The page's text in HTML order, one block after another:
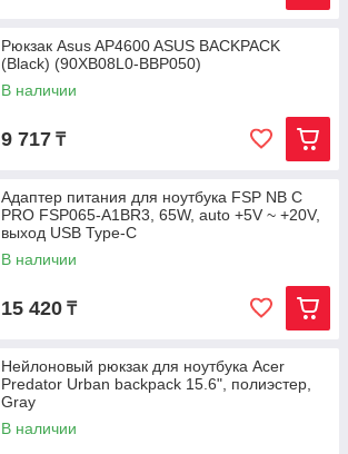
Рюкзак Asus AP4600 ASUS BACKPACK
(Black) (90XB08L0-BBP050)
В наличии
9 717 ₸
Адаптер питания для ноутбука FSP NB C
PRO FSP065-A1BR3, 65W, auto +5V ~ +20V,
выход USB Type-C
В наличии
15 420 ₸
Нейлоновый рюкзак для ноутбука Acer
Predator Urban backpack 15.6", полиэстер,
Gray
В наличии